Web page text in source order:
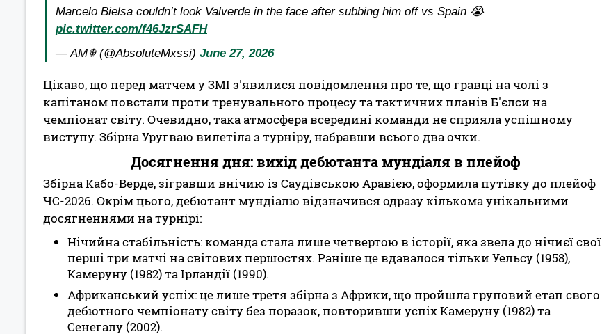
Marcelo Bielsa couldn’t look Valverde in the face after subbing him off vs Spain 😭
pic.twitter.com/f46JzrSAFH
— AM☬ (@AbsoluteMxssi) June 27, 2026
Цікаво, що перед матчем у ЗМІ з'явилися повідомлення про те, що гравці на чолі з
капітаном повстали проти тренувального процесу та тактичних планів Б'єлси на
чемпіонат світу. Очевидно, така атмосфера всередині команди не сприяла успішному
виступу. Збірна Уругваю вилетіла з турніру, набравши всього два очки.
Досягнення дня: вихід дебютанта мундіаля в плейоф
Збірна Кабо-Верде, зігравши внічию із Саудівською Аравією, оформила путівку до плейоф
ЧС-2026. Окрім цього, дебютант мундіалю відзначився одразу кількома унікальними
досягненнями на турнірі:
Нічийна стабільність: команда стала лише четвертою в історії, яка звела до нічиєї свої
перші три матчі на світових першостях. Раніше це вдавалося тільки Уельсу (1958),
Камеруну (1982) та Ірландії (1990).
Африканський успіх: це лише третя збірна з Африки, що пройшла груповий етап свого
дебютного чемпіонату світу без поразок, повторивши успіх Камеруну (1982) та
Сенегалу (2002).